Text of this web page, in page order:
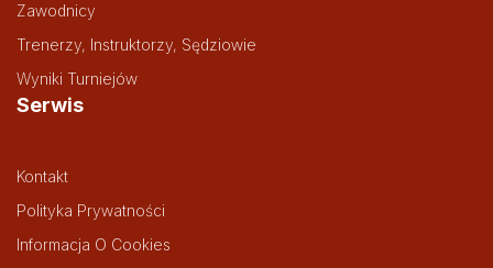
Zawodnicy
Trenerzy, Instruktorzy, Sędziowie
Wyniki Turniejów
Serwis
Kontakt
Polityka Prywatności
Informacja O Cookies